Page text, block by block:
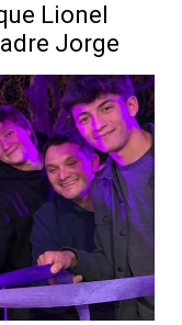
Lionel
Jorge